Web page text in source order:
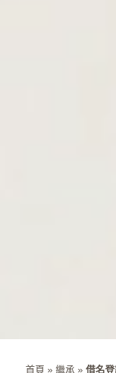
首頁 » 繼承 » 借名